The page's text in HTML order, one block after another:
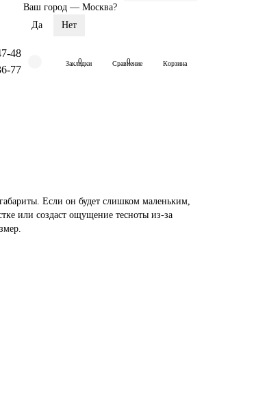
Ваш город — Москва?
48
77
0
Закладки 0
Сравнение Корзина
Если он будет слишком маленьким,
или создаст ощущение тесноты из-за